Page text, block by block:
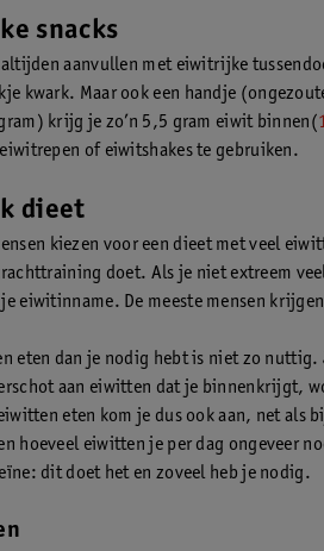
snacks
aanvullen met eiwitrijke
kwark. Maar ook een handje
krijg je zo’n 5,5 gram eiwit binnen(
of eiwitshakes te gebruiken.
dieet
kiezen voor een dieet met veel
doet. Als je niet extreem
je eiwitinname. De meeste mensen
eten dan je nodig hebt is niet zo nuttig.
aan eiwitten dat je binnenkrijgt,
eten kom je dus ook aan, net als
hoeveel eiwitten je per dag ongeveer
dit doet het en zoveel heb je nodig.